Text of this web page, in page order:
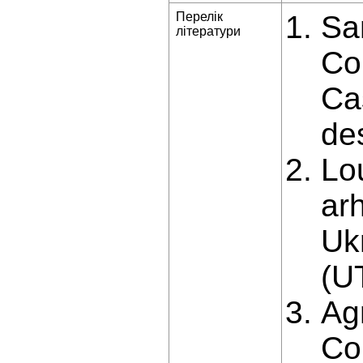
Перелік
літератури